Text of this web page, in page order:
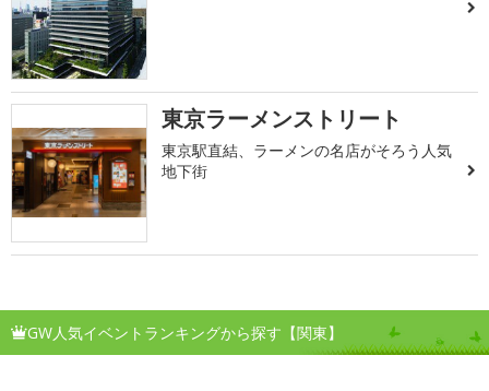
東京ラーメンストリート
東京駅直結、ラーメンの名店がそろう人気
地下街
GW人気イベントランキングから探す【関東】